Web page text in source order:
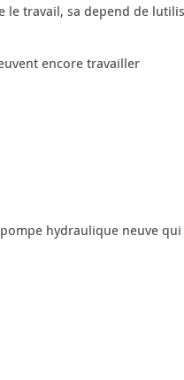
travail, sa depend de
encore travailler
hydraulique neuve qui